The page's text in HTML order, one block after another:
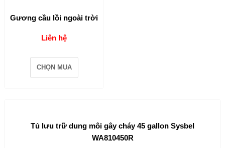
Gương cầu lồi ngoài trời
Liên hệ
CHỌN MUA
Tủ lưu trữ dung môi gây cháy 45 gallon Sysbel
WA810450R